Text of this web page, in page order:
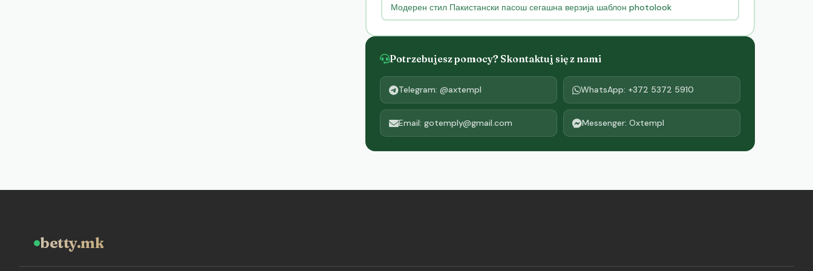
Модерен стил Пакистански пасош сегашна верзија шаблон photolook
Potrzebujesz pomocy? Skontaktuj się z nami
Telegram: @axtempl WhatsApp: +372 5372 5910
Email: gotemply@gmail.com Messenger: Oxtempl
betty.mk